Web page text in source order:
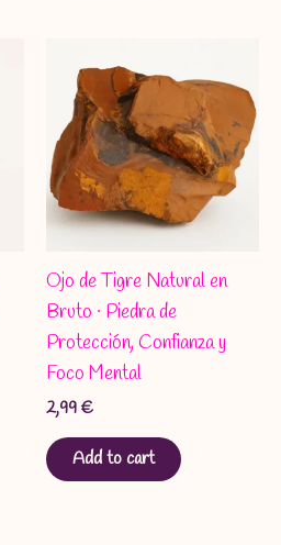
Ojo de Tigre Natural en
Bruto · Piedra de
Protección, Confianza y
Foco Mental
2,99 €
Add to cart